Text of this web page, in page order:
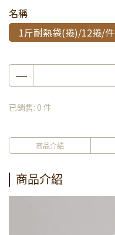
名稱
1斤耐熱袋(捲)/12捲/件
已銷售: 0 件
商品介紹
商品介紹